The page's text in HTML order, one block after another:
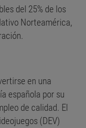
del 25% de los
Norteamérica,
en una
española por su
de calidad. El
(DEV)